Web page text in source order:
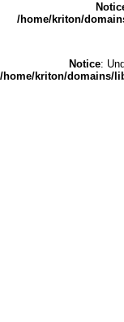
/home/kriton/
Notice:
/home/kriton/domains/